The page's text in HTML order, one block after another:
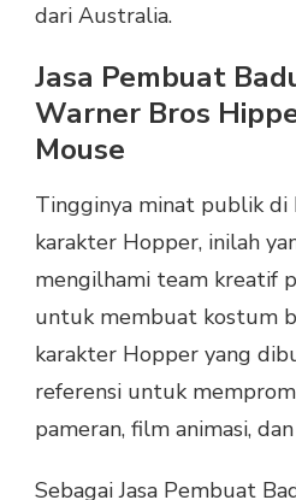
dari Australia.
Jasa Pembuat
Warner Bros
Mouse
Tingginya minat publik di
karakter Hopper, inilah
mengilhami team kreatif
untuk membuat kostum
karakter Hopper yang
referensi untuk
pameran, film animasi,
Sebagai Jasa Pembuat